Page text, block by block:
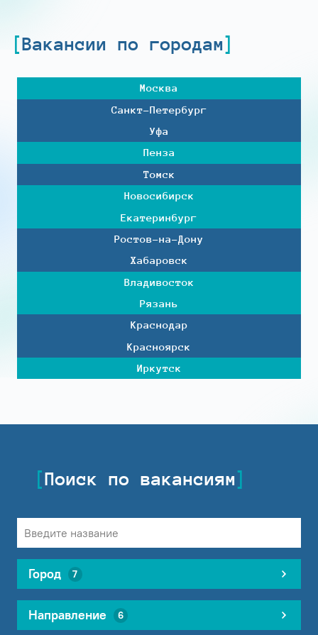
Вакансии по городам
Москва
Санкт-Петербург
Уфа
Пенза
Томск
Новосибирск
Екатеринбург
Ростов-на-Дону
Хабаровск
Владивосток
Рязань
Краснодар
Красноярск
Иркутск
Поиск по вакансиям
Город 7
Направление 6